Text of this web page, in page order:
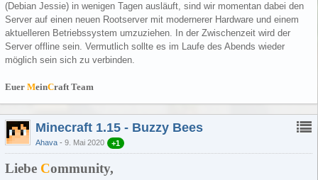
(Debian Jessie) in wenigen Tagen ausläuft, sind wir momentan dabei den
Server auf einen neuen Rootserver mit modernerer Hardware und einem
aktuelleren Betriebssystem umzuziehen. In der Zwischenzeit wird der
Server offline sein. Vermutlich sollte es im Laufe des Abends wieder
möglich sein sich zu verbinden.
Euer MeinCraft Team
Minecraft 1.15 - Buzzy Bees
Ahava 9. Mai 2020 +1
Liebe Community,